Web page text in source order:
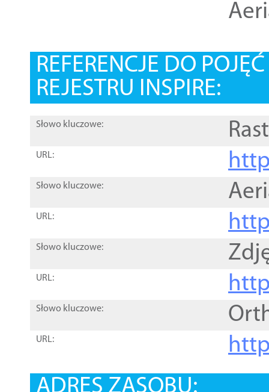
REFERENCJE DO
REJESTRU INSPIRE:
Słowo kluczowe:
URL:
Słowo kluczowe:
URL:
Słowo kluczowe:
URL:
Słowo kluczowe:
URL:
ADRES ZASOBU: